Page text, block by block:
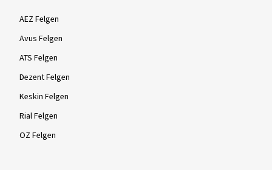
AEZ Felgen
Avus Felgen
ATS Felgen
Dezent Felgen
Keskin Felgen
Rial Felgen
OZ Felgen